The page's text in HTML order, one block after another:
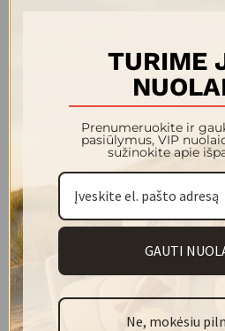
Minimalistinės geometrinės
vizualinis „plaukiojimas“
derėti tiek kompaktiško, tiek
SARAH – tai pasirinkimas
tarnautų ne tik funkciškai,
identitetą, išliekantį
Kolekcijos modeliai
TURIME
Prenumeruokite ir
pasiūlymus, VIP
sužinokite apie
GAUTI
Ne, mokėsiu